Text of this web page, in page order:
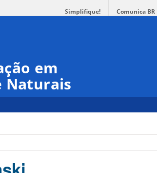
Simplifique! Comunica BR
em
Naturais